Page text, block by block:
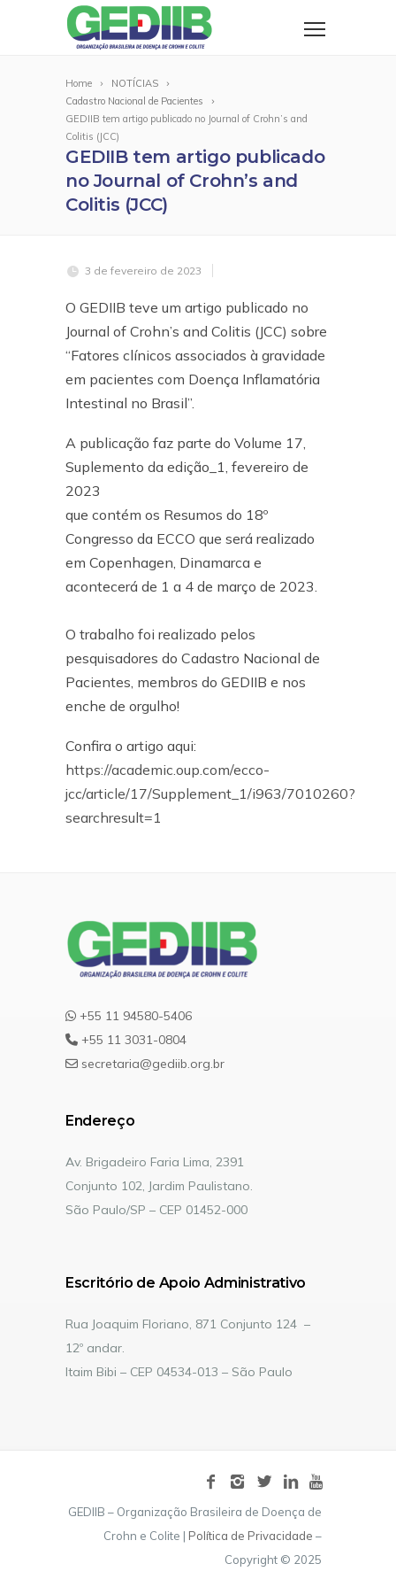
Home
NOTÍCIAS
Cadastro Nacional de Pacientes
GEDIIB tem artigo publicado no Journal of Crohn’s and
Colitis (JCC)
GEDIIB tem artigo publicado
no Journal of Crohn’s and
Colitis (JCC)
3 de fevereiro de 2023
O GEDIIB teve um artigo publicado no
Journal of Crohn’s and Colitis (JCC) sobre
“Fatores clínicos associados à gravidade
em pacientes com Doença Inflamatória
Intestinal no Brasil”.
A publicação faz parte do Volume 17,
Suplemento da edição_1, fevereiro de
2023
que contém os Resumos do 18º
Congresso da ECCO que será realizado
em Copenhagen, Dinamarca e
acontecerá de 1 a 4 de março de 2023.
O trabalho foi realizado pelos
pesquisadores do Cadastro Nacional de
Pacientes, membros do GEDIIB e nos
enche de orgulho!
Confira o artigo aqui:
https://academic.oup.com/ecco-
jcc/article/17/Supplement_1/i963/7010260?
searchresult=1
+55 11 94580-5406
+55 11 3031-0804
secretaria@gediib.org.br
Endereço
Av. Brigadeiro Faria Lima, 2391
Conjunto 102, Jardim Paulistano.
São Paulo/SP – CEP 01452-000
Escritório de Apoio Administrativo
Rua Joaquim Floriano, 871 Conjunto 124 –
12º andar.
Itaim Bibi – CEP 04534-013 – São Paulo
GEDIIB – Organização Brasileira de Doença de
Crohn e Colite | Política de Privacidade –
Copyright © 2025